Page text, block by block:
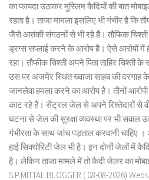
का फायदा उठाकर मुस्लिम कैदियों की बात
रहता है। ताजा मामला इसलिए भी गंभीर है कि
जैसे आतंकी संगठनों से भी रहे हैं। तौफिक
ड्रग्स सप्लाई करने के आरोप है। ऐसे आरोपों में
रहा। तौफीक चिश्ती अपने पिता ताहिर
उस पर अजमेर स्थित ख्वाजा साहब की दरगाह के
जानलेवा हमला करने का आरोप है। तीनों
काट रहे हैं। सेंट्रल जेल से अपने रिश्तेदारों से
घटना से जेल की सुरक्षा व्यवस्था पर भी सवाल
गंभीरता के साथ जांच पड़ताल करवानी
हाई सिक्योरिटी जेल भी है। इन दोनों जेलों में
है। लेकिन ताजा मामले में तो कैदी जेलर का
S.P.MITTAL BLOGGER ( 08-08-2026)